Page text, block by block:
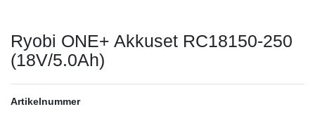
Ryobi ONE+ Akkuset RC18150-250
(18V/5.0Ah)
Artikelnummer